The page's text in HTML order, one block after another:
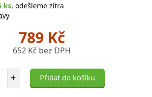
ks, odešleme zítra
789 Kč
652 Kč bez DPH
položek
+ Přidat do košíku